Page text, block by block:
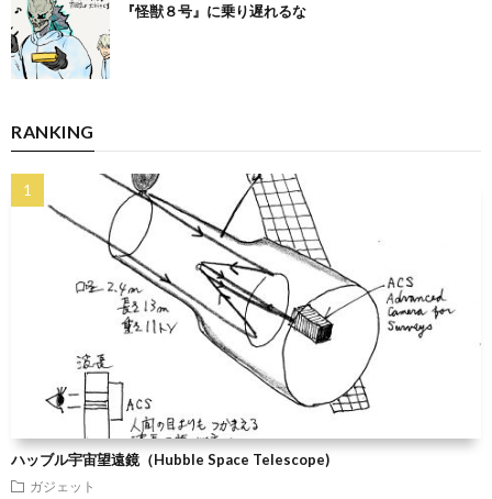
『怪獣８号』に乗り遅れるな
RANKING
ハッブル宇宙望遠鏡（Hubble Space Telescope)
ガジェット